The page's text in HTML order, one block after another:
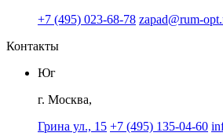
+7 (495) 023-68-78 zapad@rum-
Контакты
Юг
г. Москва,
Грина ул., 15 +7 (495) 135-04-60